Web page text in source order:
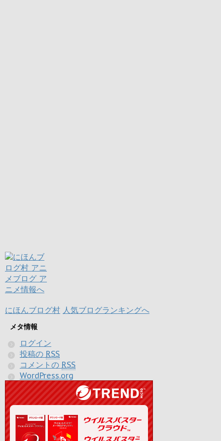
にほんブログ村 人気ブログランキングへ
メタ情報
ログイン
投稿の RSS
コメントの RSS
WordPress.org